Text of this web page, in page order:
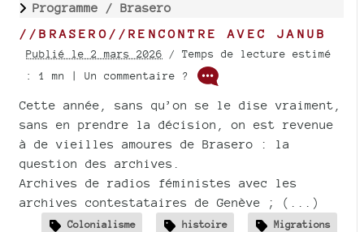
Programme / Brasero
//BRASERO//RENCONTRE AVEC JANUB
Publié le 2 mars 2026 / Temps de lecture estimé
: 1 mn | Un commentaire ?
Cette année, sans qu’on se le dise vraiment,
sans en prendre la décision, on est revenue
à de vieilles amoures de Brasero : la
question des archives.
Archives de radios féministes avec les
archives contestataires de Genève ; (...)
Colonialisme histoire Migrations